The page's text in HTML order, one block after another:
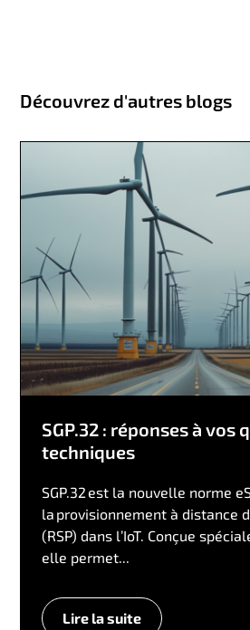
Découvrez d'autres blogs
SGP.32 : réponses à vos
techniques
SGP.32 est la nouvelle norme
la provisionnement à distance
(RSP) dans l’IoT. Conçue
elle permet...
Lire la suite